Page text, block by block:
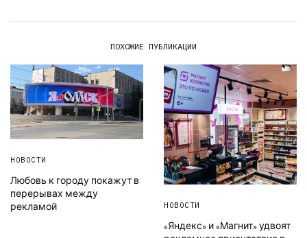
ПОХОЖИЕ ПУБЛИКАЦИИ
НОВОСТИ
Любовь к городу покажут в
перерывах между
рекламой
НОВОСТИ
«Яндекс» и «Магнит» удвоят